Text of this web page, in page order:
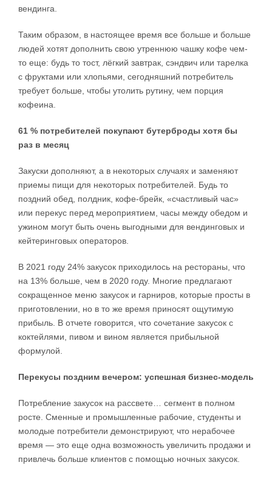
вендинга.
Таким образом, в настоящее время все больше и больше
людей хотят дополнить свою утреннюю чашку кофе чем-
то еще: будь то тост, лёгкий завтрак, сэндвич или тарелка
с фруктами или хлопьями, сегодняшний потребитель
требует больше, чтобы утолить рутину, чем порция
кофеина.
61 % потребителей покупают бутерброды хотя бы
раз в месяц
Закуски дополняют, а в некоторых случаях и заменяют
приемы пищи для некоторых потребителей. Будь то
поздний обед, полдник, кофе-брейк, «счастливый час»
или перекус перед мероприятием, часы между обедом и
ужином могут быть очень выгодными для вендинговых и
кейтеринговых операторов.
В 2021 году 24% закусок приходилось на рестораны, что
на 13% больше, чем в 2020 году. Многие предлагают
сокращенное меню закусок и гарниров, которые просты в
приготовлении, но в то же время приносят ощутимую
прибыль. В отчете говорится, что сочетание закусок с
коктейлями, пивом и вином является прибыльной
формулой.
Перекусы поздним вечером: успешная бизнес-модель
Потребление закусок на рассвете… сегмент в полном
росте. Сменные и промышленные рабочие, студенты и
молодые потребители демонстрируют, что нерабочее
время — это еще одна возможность увеличить продажи и
привлечь больше клиентов с помощью ночных закусок.